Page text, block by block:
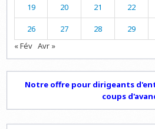
19 20 21 22
26 27 28 29
« Fév Avr »
Notre offre pour dirigeants
coups